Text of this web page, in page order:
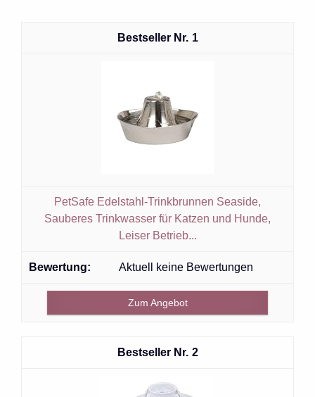
1
PetSafe Edelstahl-Trinkbrunnen Seaside,
Sauberes Trinkwasser für Katzen und Hunde,
Leiser Betrieb...
Aktuell keine Bewertungen
Zum Angebot
2